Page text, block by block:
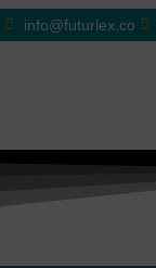
info@futurlex.co